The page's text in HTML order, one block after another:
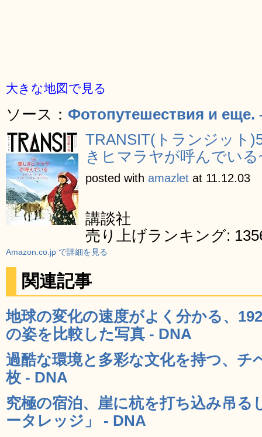
大きな地図で見る
ソース： Фотопутешествия и еще.
TRANSIT(トランジット
きヒマラヤが呼んでい
posted with amazlet at 11.12.03
講談社
売り上げランキング:
Amazon.co.jp で詳細を見る
関連記事
地球の変化の速度がよく分かる、
の姿を比較した写真 - DNA
過酷な環境と多彩な文化を持つ、チ
枚 - DNA
究極の宿泊、崖に杭を打ち込み吊る
ータレッジ」 - DNA